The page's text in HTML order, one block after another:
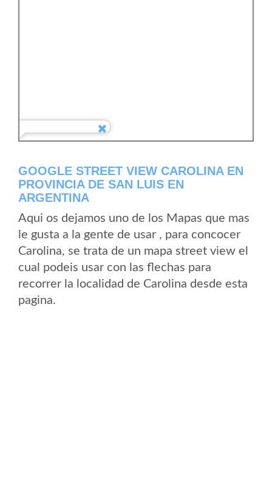
GOOGLE STREET VIEW CAROLINA EN
PROVINCIA DE SAN LUIS EN
ARGENTINA
Aqui os dejamos uno de los Mapas que mas
le gusta a la gente de usar , para concocer
Carolina, se trata de un mapa street view el
cual podeis usar con las flechas para
recorrer la localidad de Carolina desde esta
pagina.